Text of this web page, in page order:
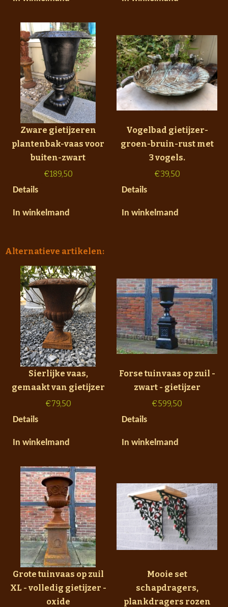
Zware gietijzeren
plantenbak-vaas voor
buiten-zwart
€189,50
Details
In winkelmand
Vogelbad gietijzer-
groen-bruin-rust met
3 vogels.
€39,50
Details
In winkelmand
Alternatieve artikelen:
Sierlijke vaas,
gemaakt van gietijzer
€79,50
Details
In winkelmand
Forse tuinvaas op zuil -
zwart - gietijzer
€599,50
Details
In winkelmand
Grote tuinvaas op zuil
XL - volledig gietijzer -
oxide
Mooie set
schapdragers,
plankdragers rozen